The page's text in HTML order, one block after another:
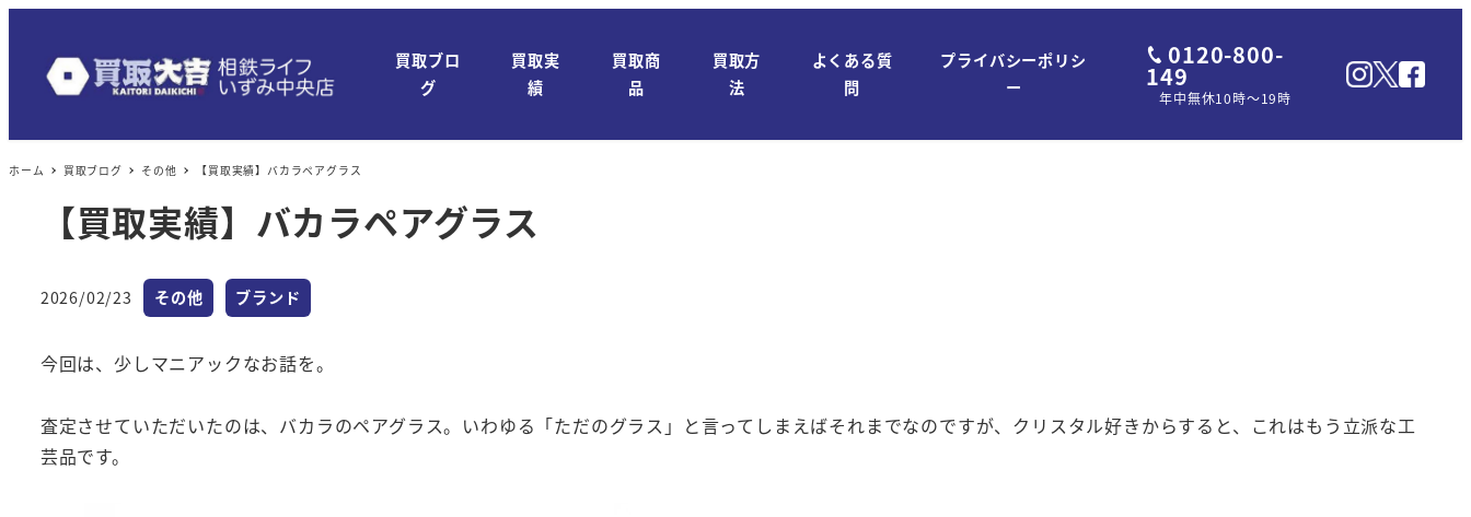
買取ブロ
グ
買取実
績
買取商
品
買取方
法
よくある質
問
プライバシーポリシ
ー
0120-800-
149
年中無休10時～19時
ホーム 買取ブログ その他 【買取実績】バカラペアグラス
【買取実績】バカラペアグラス
投稿日
2026/02/23 カテゴリー
その他 カテゴリー
ブランド
今回は、少しマニアックなお話を。
査定させていただいたのは、バカラのペアグラス。いわゆる「ただのグラス」と言ってしまえばそれまでなのですが、クリスタル好きからすると、これはもう立派な工
芸品です。